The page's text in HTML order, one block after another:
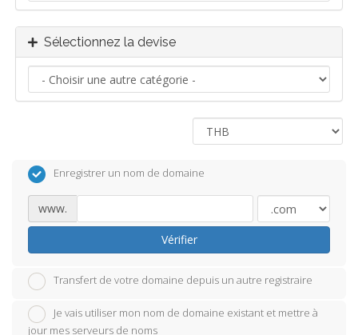
Sélectionnez la devise
Enregistrer un nom de domaine
www.
Vérifier
Transfert de votre domaine depuis un autre registraire
Je vais utiliser mon nom de domaine existant et mettre à
jour mes serveurs de noms